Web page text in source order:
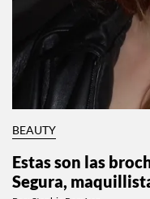
BEAUTY
Estas son las
Segura,